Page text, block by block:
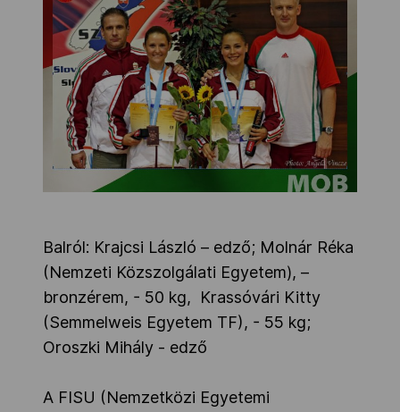
Balról: Krajcsi László – edző; Molnár Réka
(Nemzeti Közszolgálati Egyetem), –
bronzérem, - 50 kg, Krassóvári Kitty
(Semmelweis Egyetem TF), - 55 kg;
Oroszki Mihály - edző
A FISU (Nemzetközi Egyetemi